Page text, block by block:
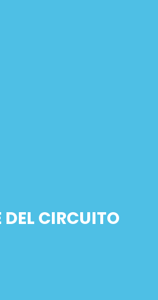
DEL CIRCUITO